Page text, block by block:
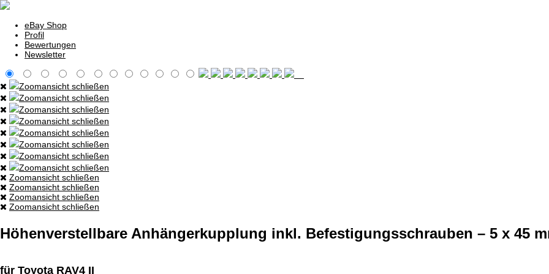
eBay Shop
Profil
Bewertungen
Newsletter
Zoomansicht schließen
Zoomansicht schließen
Zoomansicht schließen
Zoomansicht schließen
Zoomansicht schließen
Zoomansicht schließen
Zoomansicht schließen
Zoomansicht schließen
Zoomansicht schließen
Zoomansicht schließen
Zoomansicht schließen
Zoomansicht schließen
Höhenverstellbare Anhängerkupplung inkl. Befestigungsschrauben – 5 x 45
für Toyota RAV4 II